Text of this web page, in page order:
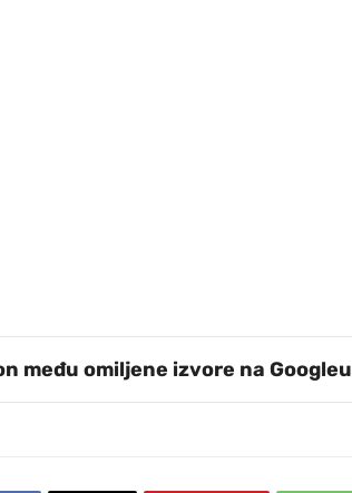
među omiljene izvore na Googleu